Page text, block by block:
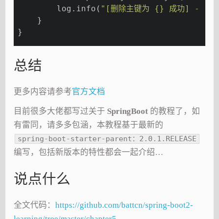
        log.info(
"[删除主键为 {} 成功] -
    }
}
总结
更多内容请参考官方文档
目前很多大佬都写过关于 SpringBoot 的教程了，如
有雷同，请多多包涵，本教程基于最新的
spring-boot-starter-parent：2.0.1.RELEASE
编写，包括新版本的特性都会一起介绍…
说点什么
全文代码：https://github.com/battcn/spring-boot2-